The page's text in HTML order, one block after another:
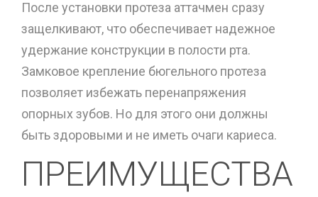
После установки протеза аттачмен сразу
защелкивают, что обеспечивает надежное
удержание конструкции в полости рта.
Замковое крепление бюгельного протеза
позволяет избежать перенапряжения
опорных зубов. Но для этого они должны
быть здоровыми и не иметь очаги кариеса.
ПРЕИМУЩЕСТВА